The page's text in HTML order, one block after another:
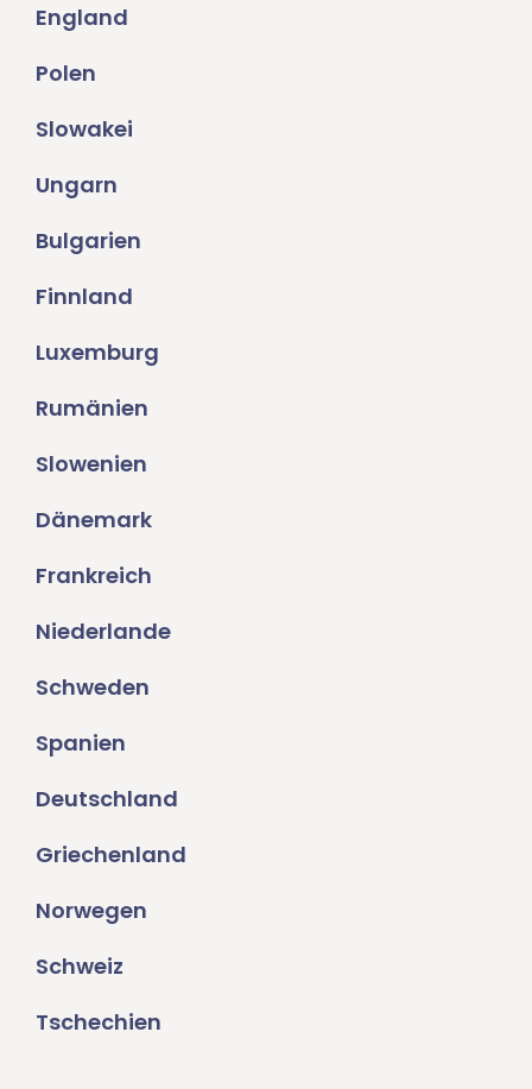
England
Polen
Slowakei
Ungarn
Bulgarien
Finnland
Luxemburg
Rumänien
Slowenien
Dänemark
Frankreich
Niederlande
Schweden
Spanien
Deutschland
Griechenland
Norwegen
Schweiz
Tschechien